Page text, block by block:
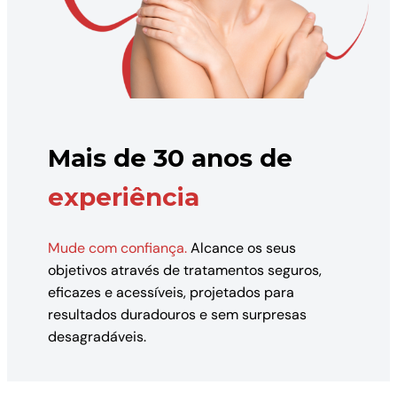
Mais de 30 anos de
experiência
Mude com confiança.Alcance os seus
objetivos através de tratamentos seguros,
eficazes e acessíveis, projetados para
resultados duradouros e sem surpresas
desagradáveis.